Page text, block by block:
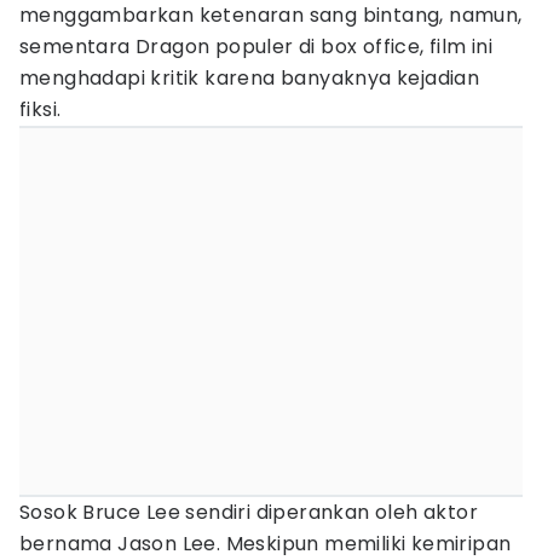
menggambarkan ketenaran sang bintang, namun,
sementara Dragon populer di box office, film ini
menghadapi kritik karena banyaknya kejadian
fiksi.
Sosok Bruce Lee sendiri diperankan oleh aktor
bernama Jason Lee. Meskipun memiliki kemiripan